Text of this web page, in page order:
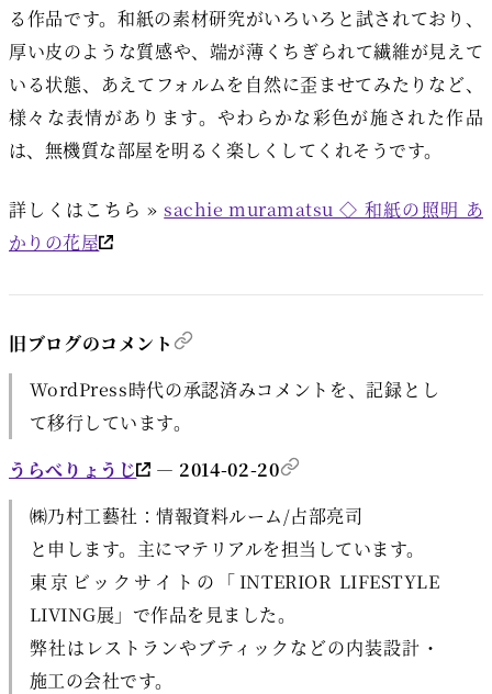
る作品です。和紙の素材研究がいろいろと試されており、
厚い皮のような質感や、端が薄くちぎられて繊維が見えて
いる状態、あえてフォルムを自然に歪ませてみたりなど、
様々な表情があります。やわらかな彩色が施された作品
は、無機質な部屋を明るく楽しくしてくれそうです。
詳しくはこちら »sachie muramatsu ◇ 和紙の照明 あ
かりの花屋
旧ブログのコメント
WordPress時代の承認済みコメントを、記録とし
て移行しています。
うらべりょうじ
— 2014-02-20
㈱乃村工藝社：情報資料ルーム/占部亮司
と申します。主にマテリアルを担当しています。
東京ビックサイトの「INTERIOR LIFESTYLE
LIVING展」で作品を見ました。
弊社はレストランやブティックなどの内装設計・
施工の会社です。